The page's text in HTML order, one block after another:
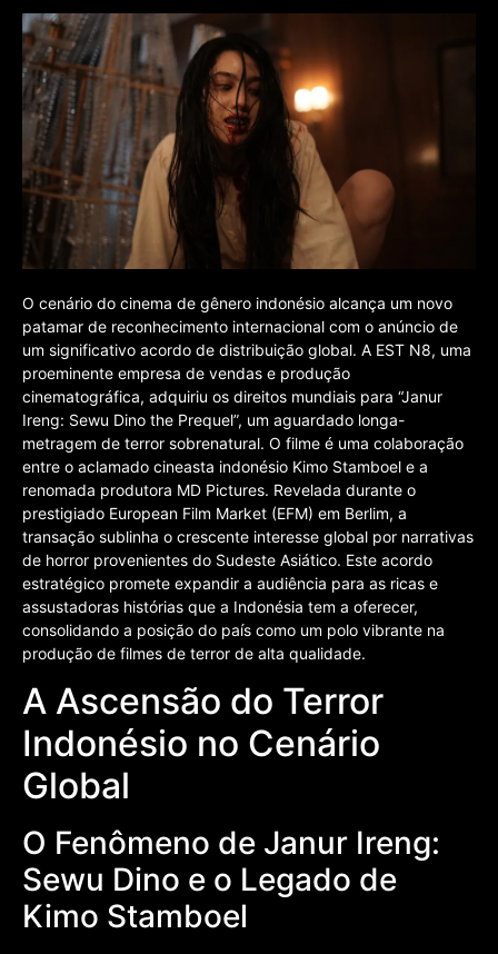
O cenário do cinema de gênero indonésio alcança um novo
patamar de reconhecimento internacional com o anúncio de
um significativo acordo de distribuição global. A EST N8, uma
proeminente empresa de vendas e produção
cinematográfica, adquiriu os direitos mundiais para “Janur
Ireng: Sewu Dino the Prequel”, um aguardado longa-
metragem de terror sobrenatural. O filme é uma colaboração
entre o aclamado cineasta indonésio Kimo Stamboel e a
renomada produtora MD Pictures. Revelada durante o
prestigiado European Film Market (EFM) em Berlim, a
transação sublinha o crescente interesse global por narrativas
de horror provenientes do Sudeste Asiático. Este acordo
estratégico promete expandir a audiência para as ricas e
assustadoras histórias que a Indonésia tem a oferecer,
consolidando a posição do país como um polo vibrante na
produção de filmes de terror de alta qualidade.
A Ascensão do Terror
Indonésio no Cenário
Global
O Fenômeno de Janur Ireng:
Sewu Dino e o Legado de
Kimo Stamboel